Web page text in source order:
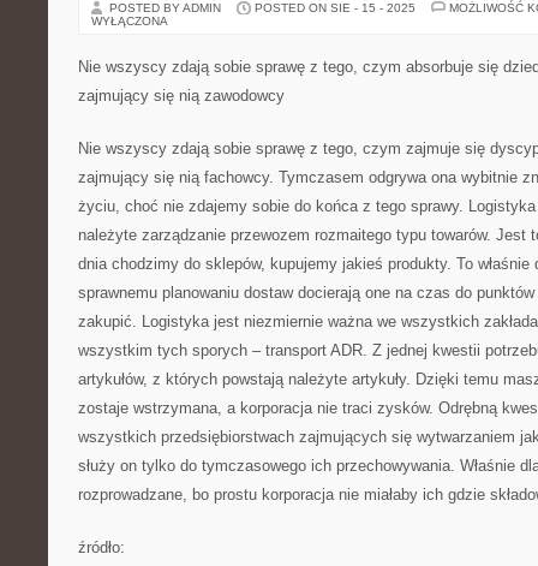
POSTED BY ADMIN POSTED ON SIE - 15 - 2025
MOŻLIWOŚĆ
WYŁĄCZONA
Nie wszyscy zdają sobie sprawę z tego, czym absorbuje się
zajmujący się nią zawodowcy
Nie wszyscy zdają sobie sprawę z tego, czym zajmuje się
zajmujący się nią fachowcy. Tymczasem odgrywa ona wybitnie
życiu, choć nie zdajemy sobie do końca z tego sprawy. Logistyka
należyte zarządzanie przewozem rozmaitego typu towarów. Jest
dnia chodzimy do sklepów, kupujemy jakieś produkty. To
sprawnemu planowaniu dostaw docierają one na czas do
zakupić. Logistyka jest niezmiernie ważna we wszystkich
wszystkim tych sporych – transport ADR. Z jednej kwestii
artykułów, z których powstają należyte artykuły. Dzięki temu
zostaje wstrzymana, a korporacja nie traci zysków. Odrębną
wszystkich przedsiębiorstwach zajmujących się wytwarzaniem
służy on tylko do tymczasowego ich przechowywania. Właśnie
rozprowadzane, bo prostu korporacja nie miałaby ich gdzie
źródło: